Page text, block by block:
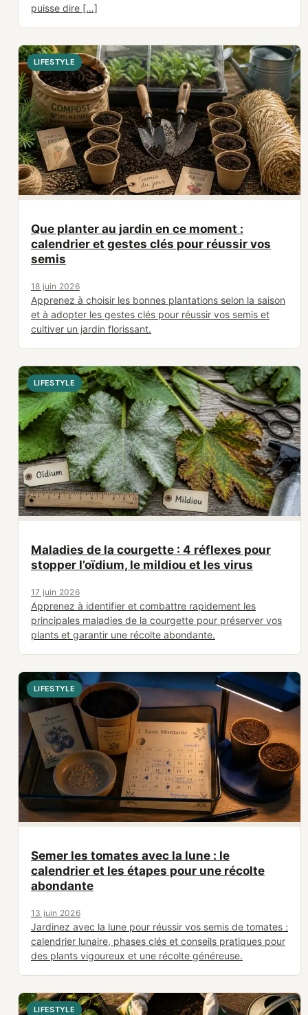
puisse dire […]
LIFESTYLE
Que planter au jardin en ce moment :
calendrier et gestes clés pour réussir vos
semis
18 juin 2026
Apprenez à choisir les bonnes plantations selon la saison
et à adopter les gestes clés pour réussir vos semis et
cultiver un jardin florissant.
LIFESTYLE
Maladies de la courgette : 4 réflexes pour
stopper l’oïdium, le mildiou et les virus
17 juin 2026
Apprenez à identifier et combattre rapidement les
principales maladies de la courgette pour préserver vos
plants et garantir une récolte abondante.
LIFESTYLE
Semer les tomates avec la lune : le
calendrier et les étapes pour une récolte
abondante
13 juin 2026
Jardinez avec la lune pour réussir vos semis de tomates :
calendrier lunaire, phases clés et conseils pratiques pour
des plants vigoureux et une récolte généreuse.
LIFESTYLE